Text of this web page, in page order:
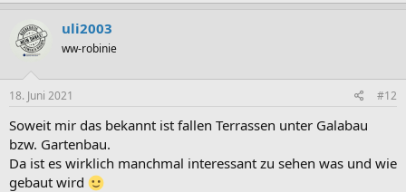
a
t
n
e
:
uli2003
ww-robinie
18. Juni 2021 #12
Soweit mir das bekannt ist fallen Terrassen unter Galabau
bzw. Gartenbau.
Da ist es wirklich manchmal interessant zu sehen was und wie
gebaut wird